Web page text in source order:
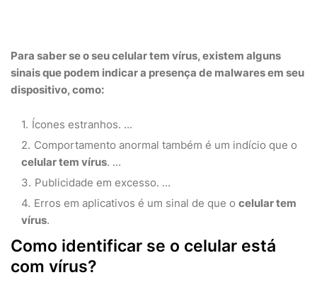
Para saber seo seucelular tem vírus, existem alguns
sinais que podem indicar a presença de malwares em seu
dispositivo, como:
Ícones estranhos. ...
Comportamento anormal também é um indício que o
celular tem vírus. ...
Publicidade em excesso. ...
Erros em aplicativos é um sinal de que o celular tem
vírus.
Como identificar se o celular está
com vírus?